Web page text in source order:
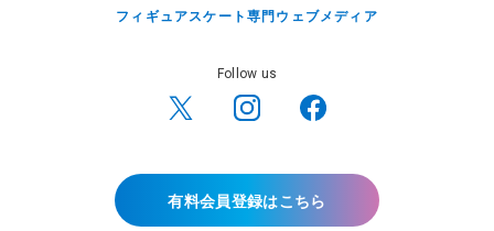
フィギュアスケート専門ウェブメディア
Follow us
有料会員登録はこちら